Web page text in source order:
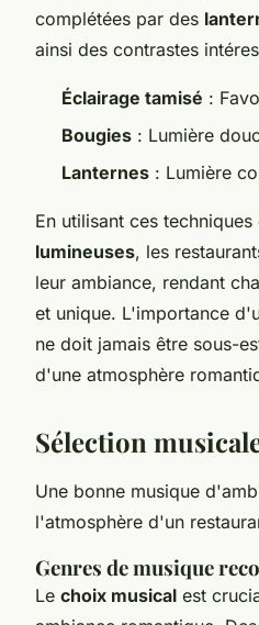
complétées par des
ainsi des contrastes
Éclairage tamisé :
Bougies : Lumière
Lanternes : Lumière
En utilisant ces techniques
lumineuses, les
leur ambiance, rendant
et unique. L'importance
ne doit jamais être sous-
d'une atmosphère
Sélection
Une bonne musique
l'atmosphère d'un
Genres de musique
Le choix musical est